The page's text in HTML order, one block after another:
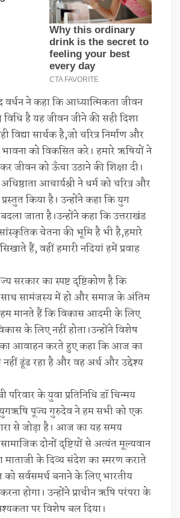
ने कहा कि आध्यात्मिकता जीवन
है यह जीवन जीने की सही दिशा
विद्या सार्थक है,जो चरित्र निर्माण और
को विकसित करे। हमारे ऋषियों ने
जीवन को ऊँचा उठाने की शिक्षा दी।
आचार्यश्री ने धर्म को चरित्र और
किया है। उन्होंने कहा कि युग
जाता है।उन्होंने कहा कि उत्तराखंड
चेतना की भूमि है भी है,हमारे
हैं, वहीं हमारी नदियां हमें प्रवाह
सरकार का स्पष्ट दृष्टिकोण है कि
साथ सामंजस्य में हो और समाज के अंतिम
मानते हैं कि विकास आदमी के लिए
के लिए नहीं होता।उन्होंने विशेष
आवाहन करते हुए कहा कि आज का
ढूंढ रहा है और वह अर्थ और उद्देश्य
परिवार के युवा प्रतिनिधि डॉ चिन्मय
पूज्य गुरुदेव ने हम सभी को एक
से जोड़ा है। आज का यह समय
दोनों दृष्टियों से अत्यंत मूल्यवान
माताजी के दिव्य संदेश का स्मरण कराते
सर्वसमर्थ बनाने के लिए भारतीय
होगा। उन्होंने प्राचीन ऋषि परंपरा के
पर विशेष बल दिया।